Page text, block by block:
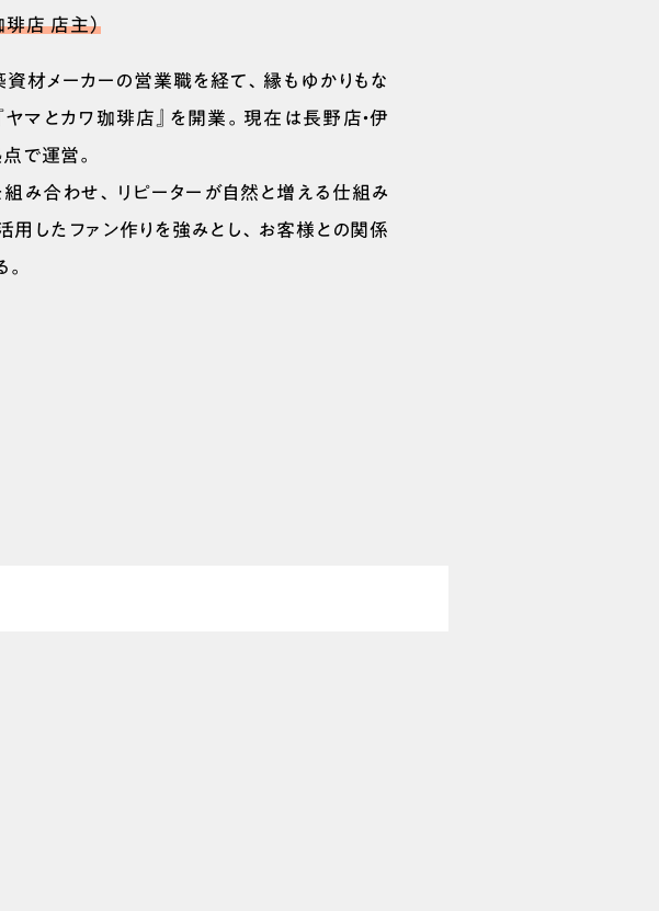
琲店 店主）
材メーカーの営業職を経て、縁もゆかりもな
マとカワ珈琲店』を開業。現在は長野店・伊
で運営。
み合わせ、リピーターが自然と増える仕組み
用したファン作りを強みとし、お客様との関係